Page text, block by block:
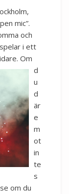
mic”.
och
i ett
Om
d
u
d
är
e
m
ot
in
te
s
om du